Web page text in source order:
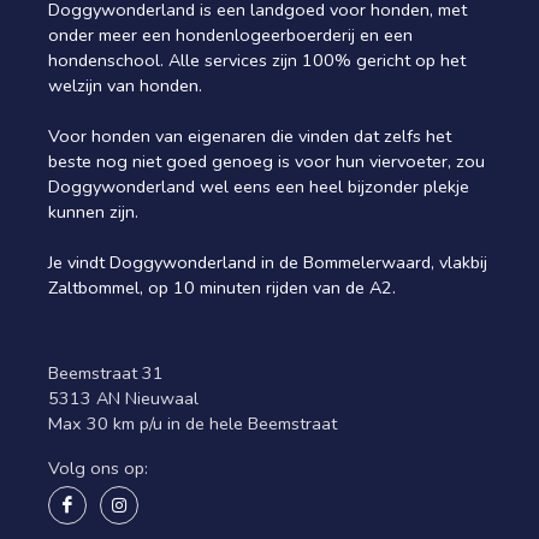
Doggywonderland is een landgoed voor honden, met
onder meer een hondenlogeerboerderij en een
hondenschool. Alle services zijn 100% gericht op het
welzijn van honden.
Voor honden van eigenaren die vinden dat zelfs het
beste nog niet goed genoeg is voor hun viervoeter, zou
Doggywonderland wel eens een heel bijzonder plekje
kunnen zijn.
Je vindt Doggywonderland in de Bommelerwaard, vlakbij
Zaltbommel, op 10 minuten rijden van de A2.
Beemstraat 31
5313 AN Nieuwaal
Max 30 km p/u in de hele Beemstraat
Volg ons op: